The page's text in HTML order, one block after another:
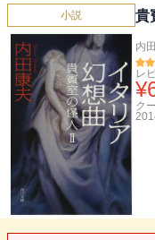
小説 貴
内
レ
¥
ク